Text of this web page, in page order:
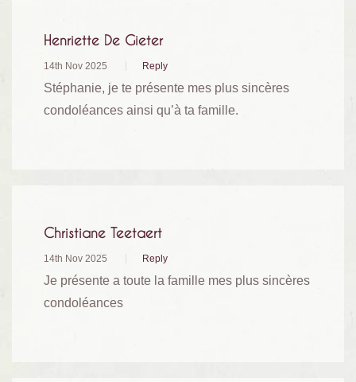
Henriette De Gieter
14th Nov 2025 Reply
Stéphanie, je te présente mes plus sincères
condoléances ainsi qu’à ta famille.
Christiane Teetaert
14th Nov 2025 Reply
Je présente a toute la famille mes plus sincères
condoléances